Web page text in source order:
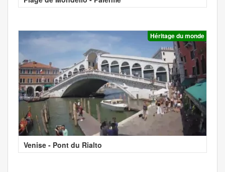
Héritage du monde
Venise - Pont du Rialto